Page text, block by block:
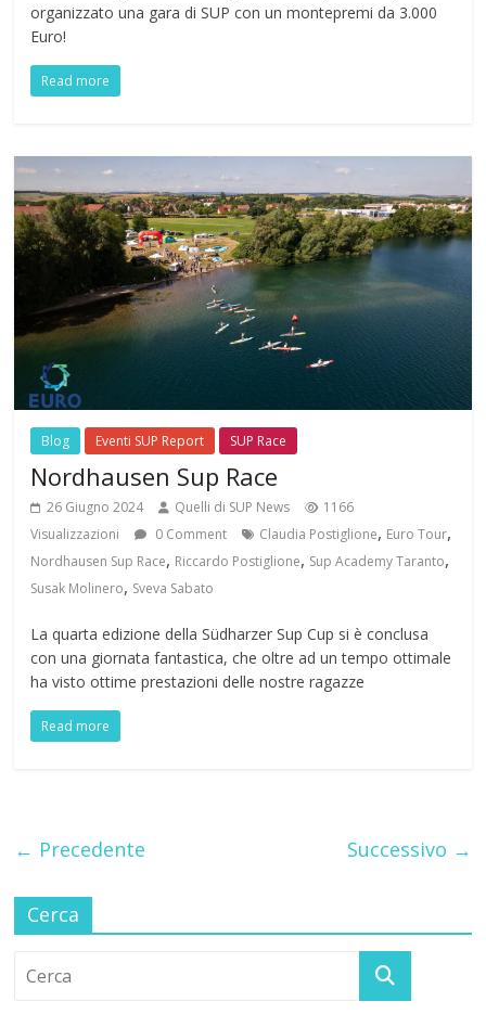
organizzato una gara di SUP con un montepremi da 3.000
Euro!
Read more
Blog Eventi SUP Report SUP Race
Nordhausen Sup Race
26 Giugno 2024 Quelli di SUP News
1166
Visualizzazioni
0 Comment Claudia Postiglione, Euro Tour,
Nordhausen Sup Race, Riccardo Postiglione, Sup Academy Taranto,
Susak Molinero, Sveva Sabato
La quarta edizione della Südharzer Sup Cup si è conclusa
con una giornata fantastica, che oltre ad un tempo ottimale
ha visto ottime prestazioni delle nostre ragazze
Read more
← Precedente Successivo →
Cerca